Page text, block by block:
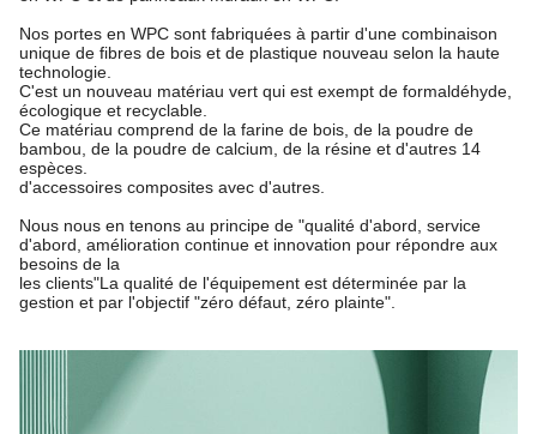
Nos portes en WPC sont fabriquées à partir d'une combinaison
unique de fibres de bois et de plastique nouveau selon la haute
technologie.
C'est un nouveau matériau vert qui est exempt de formaldéhyde,
écologique et recyclable.
Ce matériau comprend de la farine de bois, de la poudre de
bambou, de la poudre de calcium, de la résine et d'autres 14
espèces.
d'accessoires composites avec d'autres.
Nous nous en tenons au principe de "qualité d'abord, service
d'abord, amélioration continue et innovation pour répondre aux
besoins de la
les clients"La qualité de l'équipement est déterminée par la
gestion et par l'objectif "zéro défaut, zéro plainte".